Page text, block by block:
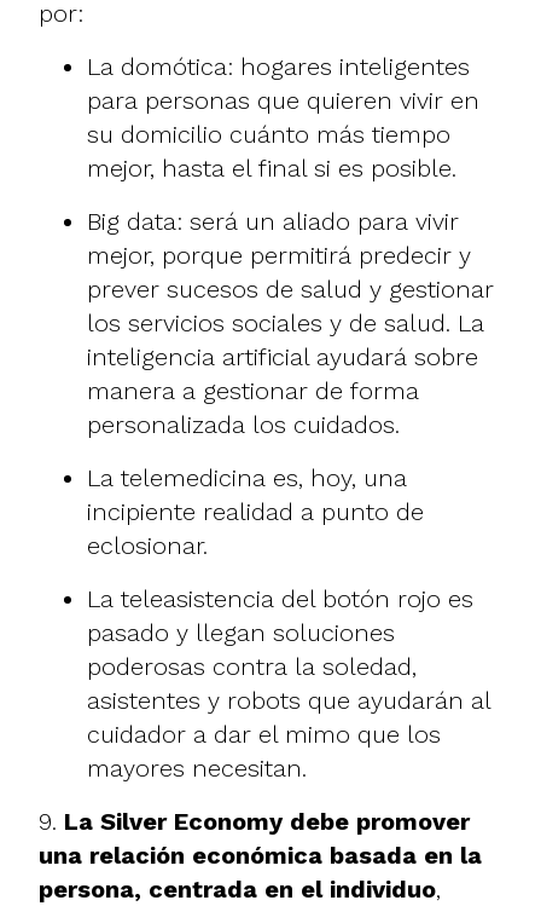
por:
La domótica: hogares inteligentes
para personas que quieren vivir en
su domicilio cuánto más tiempo
mejor, hasta el final si es posible.
Big data: será un aliado para vivir
mejor, porque permitirá predecir y
prever sucesos de salud y gestionar
los servicios sociales y de salud. La
inteligencia artificial ayudará sobre
manera a gestionar de forma
personalizada los cuidados.
La telemedicina es, hoy, una
incipiente realidad a punto de
eclosionar.
La teleasistencia del botón rojo es
pasado y llegan soluciones
poderosas contra la soledad,
asistentes y robots que ayudarán al
cuidador a dar el mimo que los
mayores necesitan.
9. La Silver Economy debe promover
una relación económica basada en la
persona, centrada en el individuo,